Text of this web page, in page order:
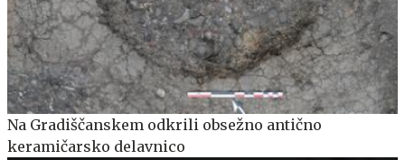
Na Gradiščanskem odkrili obsežno antično
keramičarsko delavnico